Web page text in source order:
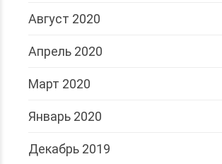
Август 2020
Апрель 2020
Март 2020
Январь 2020
Декабрь 2019